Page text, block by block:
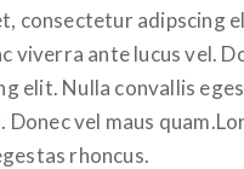
consectetur adipscing
viverra ante lucus vel.
elit. Nulla convallis
vel maus
rhoncus.